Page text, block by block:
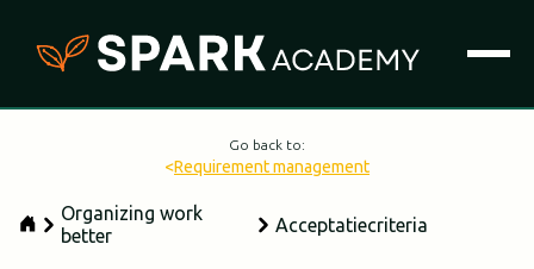
Go back to:
<Requirement management
Organizing work
better
Acceptatiecriteria